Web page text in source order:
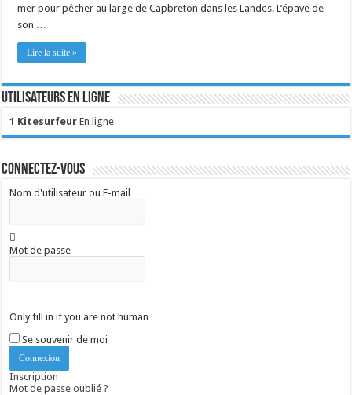
mer pour pêcher au large de Capbreton dans les Landes. L’épave de
son …
Lire la suite »
Utilisateurs en ligne
1 Kitesurfeur En ligne
Connectez-vous
Nom d'utilisateur ou E-mail
Mot de passe
Only fill in if you are not human
Se souvenir de moi
Inscription
Mot de passe oublié ?